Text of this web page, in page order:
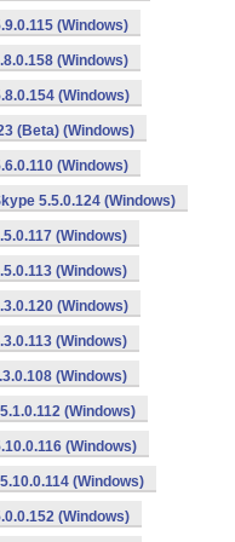
(Windows)
(Windows)
(Windows)
(Beta) (Windows)
(Windows)
5.5.0.124 (Windows)
(Windows)
(Windows)
(Windows)
(Windows)
(Windows)
(Windows)
(Windows)
(Windows)
(Windows)